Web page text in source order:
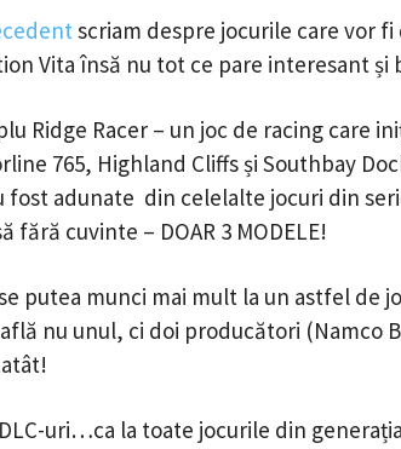
scriam despre jocurile care vor
Vita însă nu tot ce pare interesant și
Ridge Racer – un joc de racing care
765, Highland Cliffs și Southbay
fost adunate din celelalte jocuri din
fără cuvinte – DOAR 3 MODELE!
putea munci mai mult la un astfel de
nu unul, ci doi producători (Namco
uri…ca la toate jocurile din